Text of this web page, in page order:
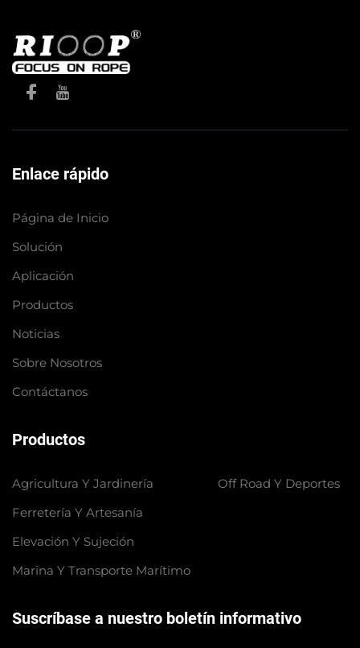
Enlace rápido
Página de Inicio
Solución
Aplicación
Productos
Noticias
Sobre Nosotros
Contáctanos
Productos
Agricultura Y Jardinería
Ferretería Y Artesanía
Elevación Y Sujeción
Marina Y Transporte Marítimo
Off Road Y Deportes
Suscríbase a nuestro boletín informativo